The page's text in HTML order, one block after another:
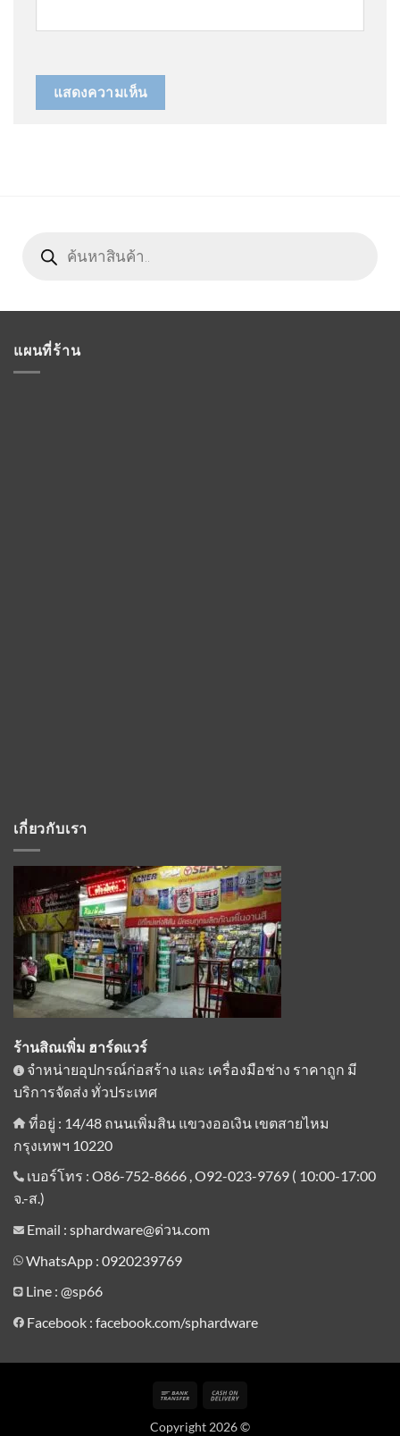
search
แผนที่ร้าน
เกี่ยวกับเรา
ร้านสิณเพิ่ม ฮาร์ดแวร์
จำหน่ายอุปกรณ์ก่อสร้าง และ เครื่องมือช่าง ราคาถูก มี
บริการจัดส่ง ทั่วประเทศ
ที่อยู่ : 14/48 ถนนเพิ่มสิน แขวงออเงิน เขตสายไหม
กรุงเทพฯ 10220
เบอร์โทร : O86-752-8666 , O92-023-9769 ( 10:00-17:00
จ.-ส.)
Email : sphardware@ด่วน.com
WhatsApp : 0920239769
Line : @sp66
Facebook : facebook.com/sphardware
Bank
Copyright 2026 ©